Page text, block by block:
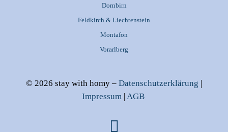
Dornbirn
Feldkirch & Liechtenstein
Montafon
Vorarlberg
© 2026 stay with homy – Datenschutzerklärung |
Impressum|AGB